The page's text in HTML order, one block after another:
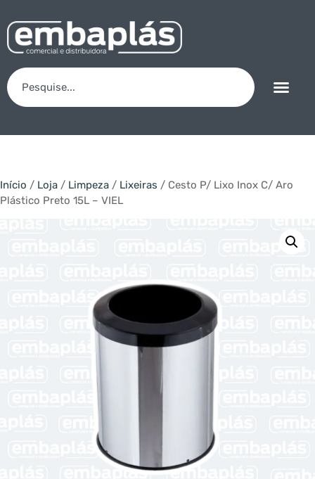
Início / Loja / Limpeza / Lixeiras / Cesto P/ Lixo Inox C/ Aro
Plástico Preto 15L – VIEL